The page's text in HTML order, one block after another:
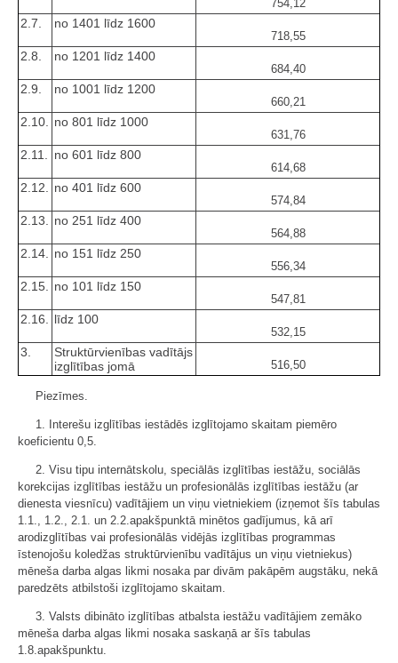
754,12
2.7. no 1401 līdz 1600
718,55
2.8. no 1201 līdz 1400
684,40
2.9. no 1001 līdz 1200
660,21
2.10. no 801 līdz 1000
631,76
2.11. no 601 līdz 800
614,68
2.12. no 401 līdz 600
574,84
2.13. no 251 līdz 400
564,88
2.14. no 151 līdz 250
556,34
2.15. no 101 līdz 150
547,81
2.16. līdz 100
532,15
3.
Struktūrvienības vadītājs
izglītības jomā
516,50
Piezīmes.
1. Interešu izglītības iestādēs izglītojamo skaitam piemēro
koeficientu 0,5.
2. Visu tipu internātskolu, speciālās izglītības iestāžu, sociālās
korekcijas izglītības iestāžu un profesionālās izglītības iestāžu (ar
dienesta viesnīcu) vadītājiem un viņu vietniekiem (izņemot šīs tabulas
1.1., 1.2., 2.1. un 2.2.apakšpunktā minētos gadījumus, kā arī
arodizglītības vai profesionālās vidējās izglītības programmas
īstenojošu koledžas struktūrvienību vadītājus un viņu vietniekus)
mēneša darba algas likmi nosaka par divām pakāpēm augstāku, nekā
paredzēts atbilstoši izglītojamo skaitam.
3. Valsts dibināto izglītības atbalsta iestāžu vadītājiem zemāko
mēneša darba algas likmi nosaka saskaņā ar šīs tabulas
1.8.apakšpunktu.